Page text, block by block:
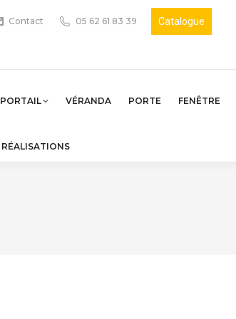
Contact 05 62 61 83 39 Catalogue
PORTAIL VÉRANDA PORTE FENÊTRE
RÉALISATIONS